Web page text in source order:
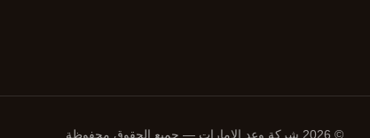
© 2026 شركة وعد الامارات — جميع الحقوق محفوظة.